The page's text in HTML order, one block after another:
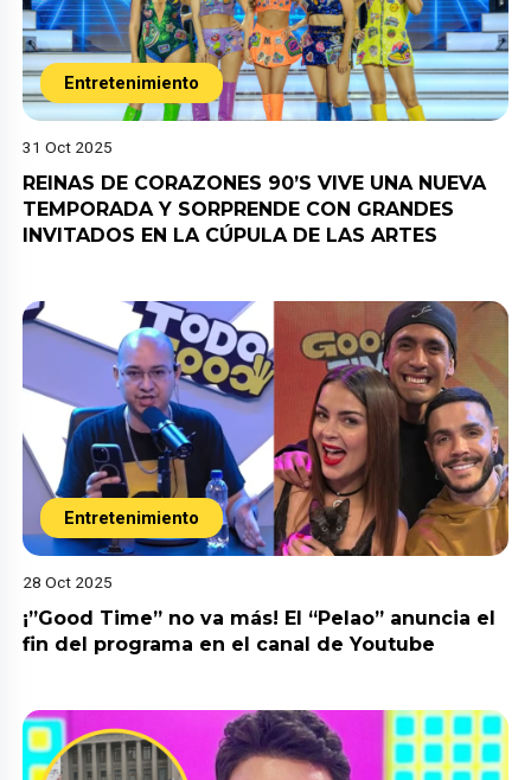
Entretenimiento
31 Oct 2025
REINAS DE CORAZONES 90’S VIVE UNA NUEVA
TEMPORADA Y SORPRENDE CON GRANDES
INVITADOS EN LA CÚPULA DE LAS ARTES
Entretenimiento
28 Oct 2025
¡”Good Time” no va más! El “Pelao” anuncia el
fin del programa en el canal de Youtube